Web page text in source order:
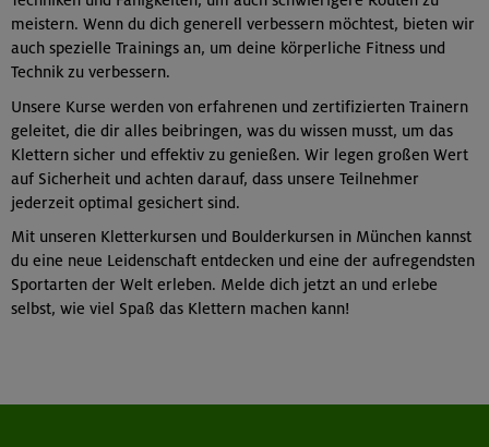
meistern. Wenn du dich generell verbessern möchtest, bieten wir
auch spezielle Trainings an, um deine körperliche Fitness und
Technik zu verbessern.
Unsere Kurse werden von erfahrenen und zertifizierten Trainern
geleitet, die dir alles beibringen, was du wissen musst, um das
Klettern sicher und effektiv zu genießen. Wir legen großen Wert
auf Sicherheit und achten darauf, dass unsere Teilnehmer
jederzeit optimal gesichert sind.
Mit unseren Kletterkursen und Boulderkursen in München kannst
du eine neue Leidenschaft entdecken und eine der aufregendsten
Sportarten der Welt erleben. Melde dich jetzt an und erlebe
selbst, wie viel Spaß das Klettern machen kann!